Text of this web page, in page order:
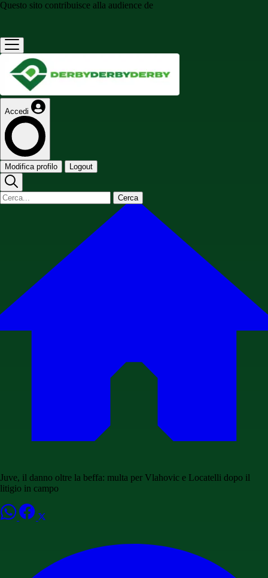
Questo sito contribuisce alla audience de
Accedi
Modifica profilo Logout
Cerca
Juve, il danno oltre la beffa: multa per Vlahovic e Locatelli dopo il
litigio in campo